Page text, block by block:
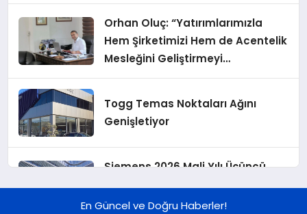
Orhan Oluç: “Yatırımlarımızla
Hem Şirketimizi Hem de Acentelik
Mesleğini Geliştirmeyi
Hedefliyoruz”
Togg Temas Noktaları Ağını
Genişletiyor
Siemens 2026 Mali Yılı Üçüncü
Çeyreğinde Rekor Sipariş, Kâr ve
Yükseltilen EPS Beklentisi
En Güncel ve Doğru Haberler!